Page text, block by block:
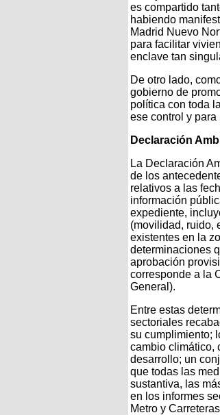
es compartido
habiendo
Madrid Nuevo
para facilitar
enclave tan
De otro lado,
gobierno de
política con toda
ese control y
Declaración
La Declaración
de los
relativos a las
información
expediente,
(movilidad, ruido,
existentes en la
determinaciones
aprobación
corresponde a la
General).
Entre estas
sectoriales
su cumplimiento;
cambio climático,
desarrollo; un
que todas las
sustantiva, las
en los informes
Metro y